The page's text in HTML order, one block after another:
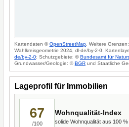
Kartendaten ©OpenStreetMap . Weitere
Wahlkreisgeometrie 2024, dl-de/by-2-0.
de/by-2-0; Schutzgebiete: ©Bundesamt für
Grundwasser/Geologie: ©BGR und Staatliche
Lageprofil für Immobilien
67
/100
Wohnqualität-Index
solide Wohnqualität aus 100